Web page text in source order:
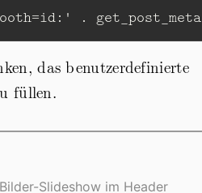
. get_post_meta
das benutzerdefinierte
füllen.
Slideshow im Header